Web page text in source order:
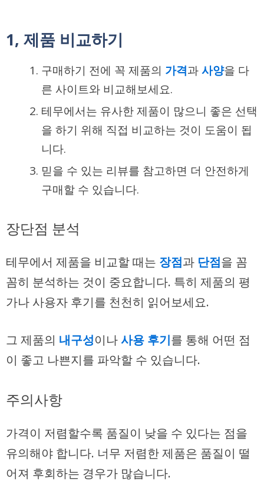
1, 제품 비교하기
구매하기 전에 꼭 제품의 가격과사양을 다
른 사이트와 비교해보세요.
테무에서는 유사한 제품이 많으니 좋은 선택
을 하기 위해 직접 비교하는 것이 도움이 됩
니다.
믿을 수 있는 리뷰를 참고하면 더 안전하게
구매할 수 있습니다.
장단점 분석
테무에서 제품을 비교할 때는 장점과 단점을 꼼
꼼히 분석하는 것이 중요합니다. 특히 제품의 평
가나 사용자 후기를 천천히 읽어보세요.
그 제품의 내구성이나사용 후기를 통해 어떤 점
이 좋고 나쁜지를 파악할 수 있습니다.
주의사항
가격이 저렴할수록 품질이 낮을 수 있다는 점을
유의해야 합니다. 너무 저렴한 제품은 품질이 떨
어져 후회하는 경우가 많습니다.